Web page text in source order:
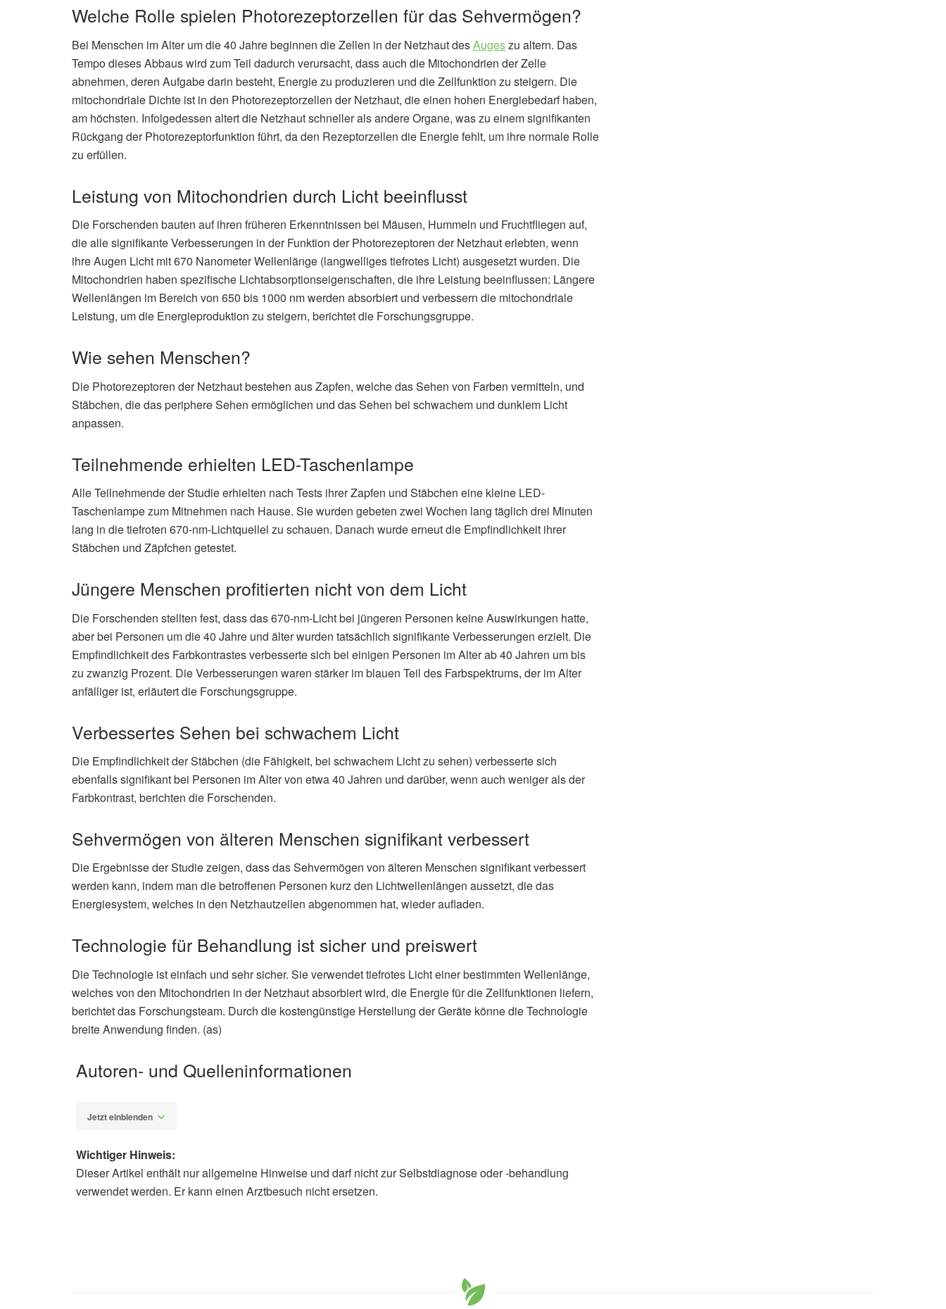
Welche Rolle spielen Photorezeptorzellen für das Sehvermögen?
Bei Menschen im Alter um die 40 Jahre beginnen die Zellen in der Netzhaut desAugeszu altern. Das
Tempo dieses Abbaus wird zum Teil dadurch verursacht, dass auch die Mitochondrien der Zelle
abnehmen, deren Aufgabe darin besteht, Energie zu produzieren und die Zellfunktion zu steigern. Die
mitochondriale Dichte ist in den Photorezeptorzellen der Netzhaut, die einen hohen Energiebedarf haben,
am höchsten. Infolgedessen altert die Netzhaut schneller als andere Organe, was zu einem signifikanten
Rückgang der Photorezeptorfunktion führt, da den Rezeptorzellen die Energie fehlt, um ihre normale Rolle
zu erfüllen.
Leistung von Mitochondrien durch Licht beeinflusst
Die Forschenden bauten auf ihren früheren Erkenntnissen bei Mäusen, Hummeln und Fruchtfliegen auf,
die alle signifikante Verbesserungen in der Funktion der Photorezeptoren der Netzhaut erlebten, wenn
ihre Augen Licht mit 670 Nanometer Wellenlänge (langwelliges tiefrotes Licht) ausgesetzt wurden. Die
Mitochondrien haben spezifische Lichtabsorptionseigenschaften, die ihre Leistung beeinflussen: Längere
Wellenlängen im Bereich von 650 bis 1000 nm werden absorbiert und verbessern die mitochondriale
Leistung, um die Energieproduktion zu steigern, berichtet die Forschungsgruppe.
Wie sehen Menschen?
Die Photorezeptoren der Netzhaut bestehen aus Zapfen, welche das Sehen von Farben vermitteln, und
Stäbchen, die das periphere Sehen ermöglichen und das Sehen bei schwachem und dunklem Licht
anpassen.
Teilnehmende erhielten LED-Taschenlampe
Alle Teilnehmende der Studie erhielten nach Tests ihrer Zapfen und Stäbchen eine kleine LED-
Taschenlampe zum Mitnehmen nach Hause. Sie wurden gebeten zwei Wochen lang täglich drei Minuten
lang in die tiefroten 670-nm-Lichtquellel zu schauen. Danach wurde erneut die Empfindlichkeit ihrer
Stäbchen und Zäpfchen getestet.
Jüngere Menschen profitierten nicht von dem Licht
Die Forschenden stellten fest, dass das 670-nm-Licht bei jüngeren Personen keine Auswirkungen hatte,
aber bei Personen um die 40 Jahre und älter wurden tatsächlich signifikante Verbesserungen erzielt. Die
Empfindlichkeit des Farbkontrastes verbesserte sich bei einigen Personen im Alter ab 40 Jahren um bis
zu zwanzig Prozent. Die Verbesserungen waren stärker im blauen Teil des Farbspektrums, der im Alter
anfälliger ist, erläutert die Forschungsgruppe.
Verbessertes Sehen bei schwachem Licht
Die Empfindlichkeit der Stäbchen (die Fähigkeit, bei schwachem Licht zu sehen) verbesserte sich
ebenfalls signifikant bei Personen im Alter von etwa 40 Jahren und darüber, wenn auch weniger als der
Farbkontrast, berichten die Forschenden.
Sehvermögen von älteren Menschen signifikant verbessert
Die Ergebnisse der Studie zeigen, dass das Sehvermögen von älteren Menschen signifikant verbessert
werden kann, indem man die betroffenen Personen kurz den Lichtwellenlängen aussetzt, die das
Energiesystem, welches in den Netzhautzellen abgenommen hat, wieder aufladen.
Technologie für Behandlung ist sicher und preiswert
Die Technologie ist einfach und sehr sicher. Sie verwendet tiefrotes Licht einer bestimmten Wellenlänge,
welches von den Mitochondrien in der Netzhaut absorbiert wird, die Energie für die Zellfunktionen liefern,
berichtet das Forschungsteam. Durch die kostengünstige Herstellung der Geräte könne die Technologie
breite Anwendung finden. (as)
Autoren- und Quelleninformationen
Jetzt einblenden
Alexander Stindt
Wichtiger Hinweis:
Dieser Artikel enthält nur allgemeine Hinweise und darf nicht zur Selbstdiagnose oder -behandlung
verwendet werden. Er kann einen Arztbesuch nicht ersetzen.